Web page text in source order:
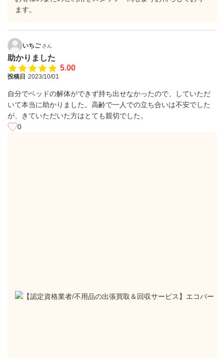
ます。
いちご さん
助かりました
5.00
投稿日 2023/10/01
自分でベッドの解体ができず持ち出せなかったので、していただ
いて本当に助かりました。高齢で一人での立ち合いは不安でした
が、きていただいた方はとても親切でした。
0